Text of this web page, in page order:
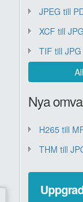
JPEG till
XCF till JPG
TIF till JPG
Nya
H265 till
THM till